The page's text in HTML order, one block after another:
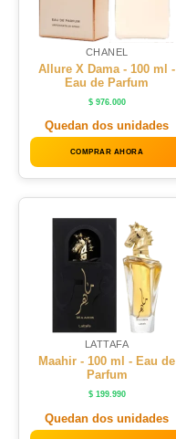
CHANEL
Allure X Dama - 100 ml -
Eau de Parfum
$976.000
Quedan dos unidades
COMPRAR AHORA
LATTAFA
Maahir - 100 ml - Eau de
Parfum
$199.990
Quedan dos unidades